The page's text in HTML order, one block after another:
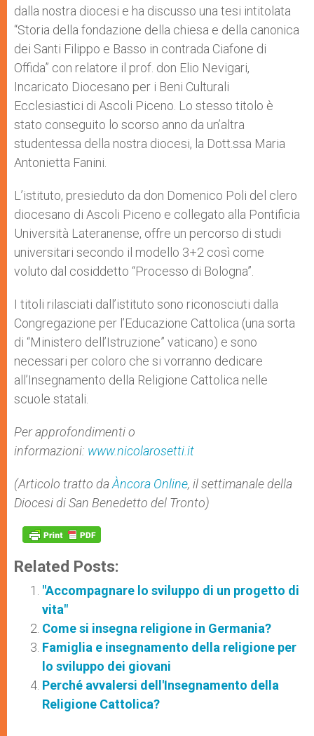
dalla nostra diocesi e ha discusso una tesi intitolata
“Storia della fondazione della chiesa e della canonica
dei Santi Filippo e Basso in contrada Ciafone di
Offida” con relatore il prof. don Elio Nevigari,
Incaricato Diocesano per i Beni Culturali
Ecclesiastici di Ascoli Piceno. Lo stesso titolo è
stato conseguito lo scorso anno da un’altra
studentessa della nostra diocesi, la Dott.ssa Maria
Antonietta Fanini.
L’istituto, presieduto da don Domenico Poli del clero
diocesano di Ascoli Piceno e collegato alla Pontificia
Università Lateranense, offre un percorso di studi
universitari secondo il modello 3+2 così come
voluto dal cosiddetto “Processo di Bologna”.
I titoli rilasciati dall’istituto sono riconosciuti dalla
Congregazione per l’Educazione Cattolica (una sorta
di “Ministero dell’Istruzione” vaticano) e sono
necessari per coloro che si vorranno dedicare
all’Insegnamento della Religione Cattolica nelle
scuole statali.
Per approfondimenti o
informazioni: www.nicolarosetti.it
(Articolo tratto daÀncora Online, il settimanale della
Diocesi di San Benedetto del Tronto)
Related Posts:
"Accompagnare lo sviluppo di un progetto di
vita"
Come si insegna religione in Germania?
Famiglia e insegnamento della religione per
lo sviluppo dei giovani
Perché avvalersi dell'Insegnamento della
Religione Cattolica?